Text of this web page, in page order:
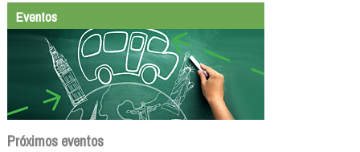
Eventos
Próximos eventos